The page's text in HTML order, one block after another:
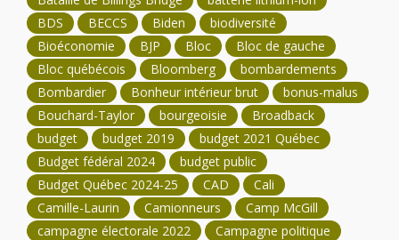
BDS
BECCS Biden
biodiversité
Bioéconomie
BJP Bloc
Bloc de gauche
Bloc québécois
Bloomberg
bombardements
Bombardier
Bonheur intérieur brut
bonus-malus
Bouchard-Taylor
bourgeoisie
Broadback
budget
budget 2019
budget 2021 Québec
Budget fédéral 2024
budget public
Budget Québec 2024-25
CAD
Cali
Camille-Laurin
Camionneurs
Camp McGill
campagne électorale 2022
Campagne politique